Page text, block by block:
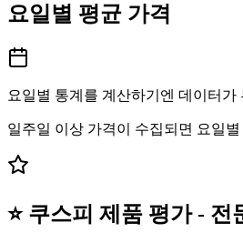
요일별 평균 가격
요일별 통계를 계산하기엔 데이터가
일주일 이상 가격이 수집되면 요일
⭐ 쿠스피 제품 평가 - 전